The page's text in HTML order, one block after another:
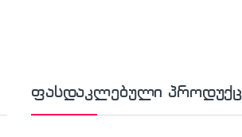
ფასდაკლებული